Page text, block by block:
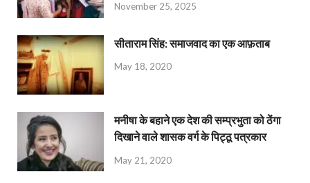
November 25, 2025
सीताराम सिंह: समाजवाद का एक आफ़ताब
May 18, 2020
मनीषा के बहाने एक देश की सम्प्रभुता को ठेंगा
दिखाने वाले शासक वर्ग के पिट्ठू पत्रकार
May 21, 2020